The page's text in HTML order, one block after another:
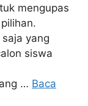
mengupas
yang
siswa
… Baca